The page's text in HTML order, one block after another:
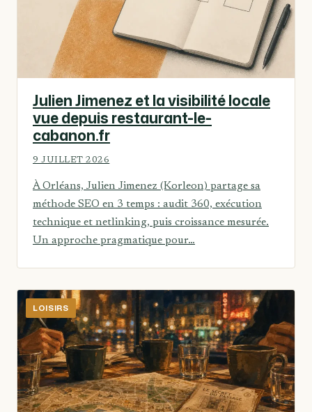
Julien Jimenez et la visibilité locale
vue depuis restaurant-le-
cabanon.fr
9 JUILLET 2026
À Orléans, Julien Jimenez (Korleon) partage sa
méthode SEO en 3 temps : audit 360, exécution
technique et netlinking, puis croissance mesurée.
Un approche pragmatique pour…
LOISIRS